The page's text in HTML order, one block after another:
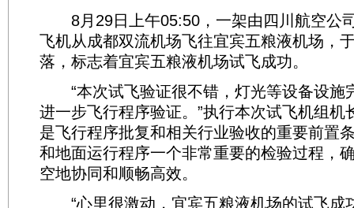
8月29日上午05:50，一架由四川航空公
飞机从成都双流机场飞往宜宾五粮液机场，
落，标志着宜宾五粮液机场试飞成功。
“本次试飞验证很不错，灯光等设备设施
进一步飞行程序验证。”执行本次试飞机组机
是飞行程序批复和相关行业验收的重要前置
和地面运行程序一个非常重要的检验过程，
空地协同和顺畅高效。
“心里很激动，宜宾五粮液机场的试飞成